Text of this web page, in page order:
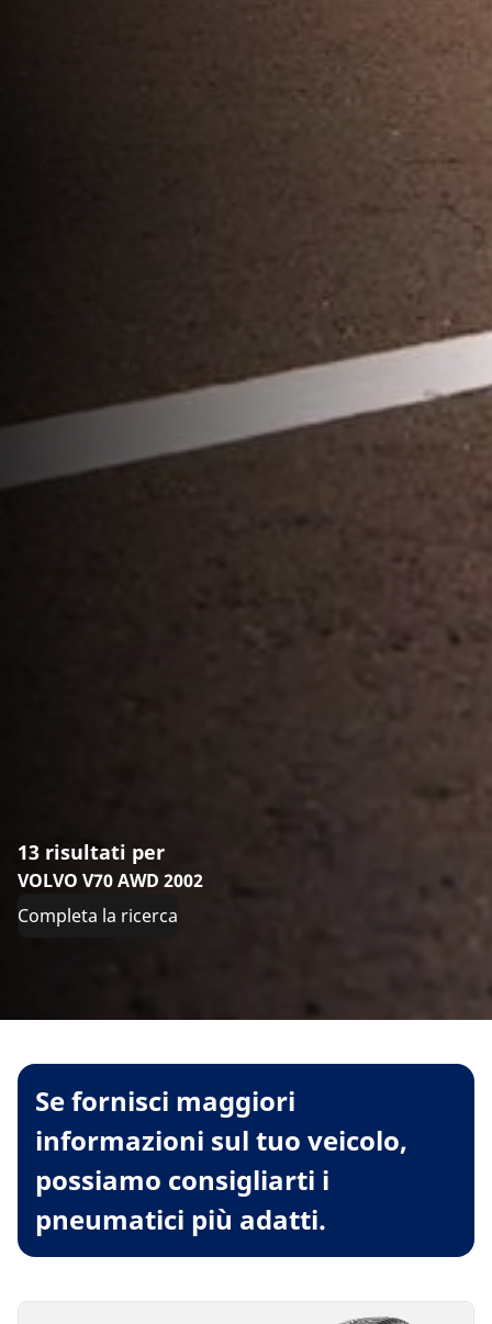
13 risultati per
VOLVO V70 AWD 2002
Completa la ricerca
Se fornisci maggiori
informazioni sul tuo veicolo,
possiamo consigliarti i
pneumatici più adatti.